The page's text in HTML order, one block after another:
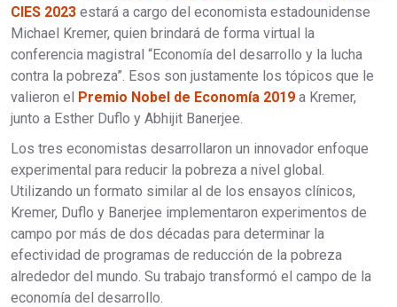
CIES 2023 estará a cargo del economista estadounidense
Michael Kremer, quien brindará de forma virtual la
conferencia magistral “Economía del desarrollo y la lucha
contra la pobreza”. Esos son justamente los tópicos que le
valieron el Premio Nobel de Economía 2019 a Kremer,
junto a Esther Duflo y Abhijit Banerjee.
Los tres economistas desarrollaron un innovador enfoque
experimental para reducir la pobreza a nivel global.
Utilizando un formato similar al de los ensayos clínicos,
Kremer, Duflo y Banerjee implementaron experimentos de
campo por más de dos décadas para determinar la
efectividad de programas de reducción de la pobreza
alrededor del mundo. Su trabajo transformó el campo de la
economía del desarrollo.